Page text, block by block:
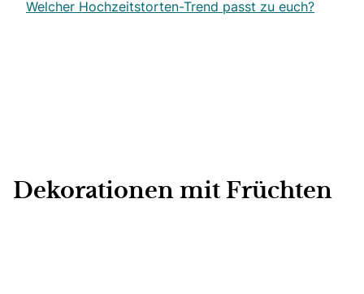
Welcher Hochzeitstorten-Trend passt zu euch?
Dekorationen mit Früchten